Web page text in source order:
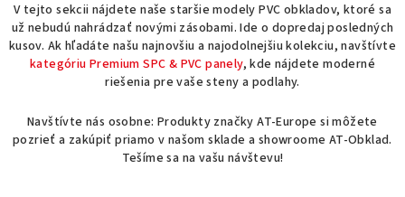
V tejto sekcii nájdete naše staršie modely PVC obkladov, ktoré sa
už nebudú nahrádzať novými zásobami. Ide o dopredaj posledných
kusov. Ak hľadáte našu najnovšiu a najodolnejšiu kolekciu, navštívte
kategóriu Premium SPC & PVC panely, kde nájdete moderné
riešenia pre vaše steny a podlahy.
Navštívte nás osobne: Produkty značky AT-Europe si môžete
pozrieť a zakúpiť priamo v našom sklade a showroome AT-Obklad.
Tešíme sa na vašu návštevu!